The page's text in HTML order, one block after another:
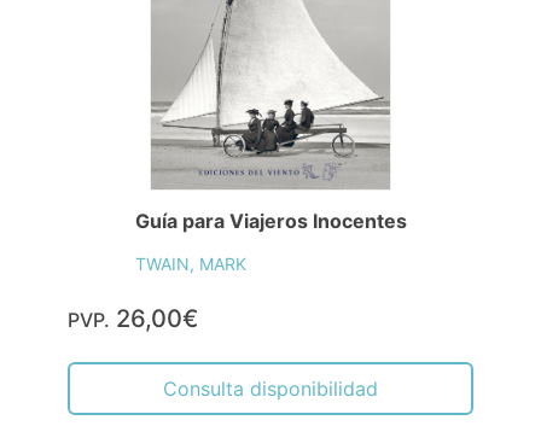
Guía para Viajeros Inocentes
TWAIN, MARK
PVP. 26,00€
Consulta disponibilidad